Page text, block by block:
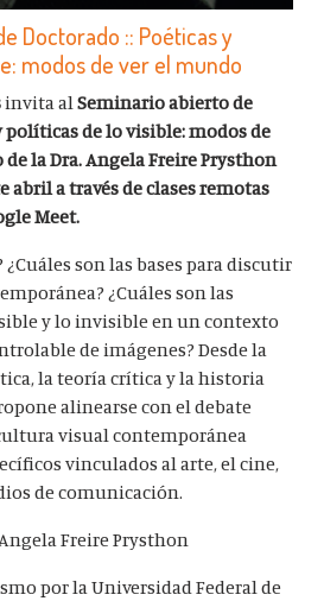
Doctorado :: Poéticas y
modos de ver el mundo
invita alSeminario abierto de
políticas de lo visible: modos de
de la Dra. Angela Freire Prysthon
abril a través de clases remotas
Meet.
son las bases para discutir
¿Cuáles son las
y lo invisible en un contexto
de imágenes? Desde la
la teoría crítica y la historia
alinearse con el debate
visual contemporánea
vinculados al arte, el cine,
de comunicación.
Freire Prysthon
por la Universidad Federal de